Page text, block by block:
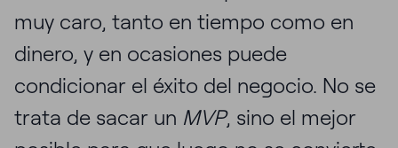
muy caro, tanto en tiempo como en
dinero, y en ocasiones puede
condicionar el éxito del negocio. No se
trata de sacar un MVP, sino el mejor